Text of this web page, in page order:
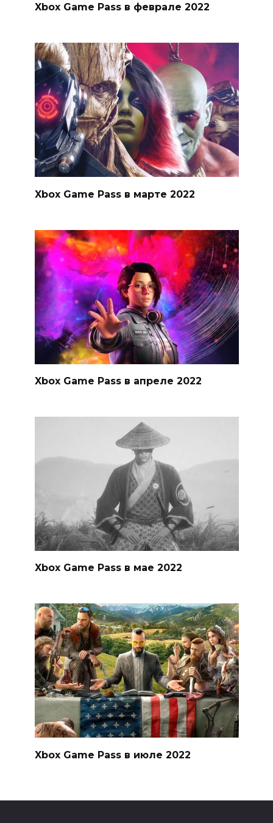
Xbox Game Pass в феврале 2022
Xbox Game Pass в марте 2022
Xbox Game Pass в апреле 2022
Xbox Game Pass в мае 2022
Xbox Game Pass в июле 2022